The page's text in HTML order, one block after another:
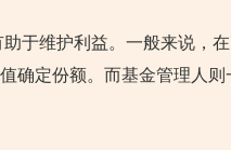
于维护利益。一般来说，在
确定份额。而基金管理人